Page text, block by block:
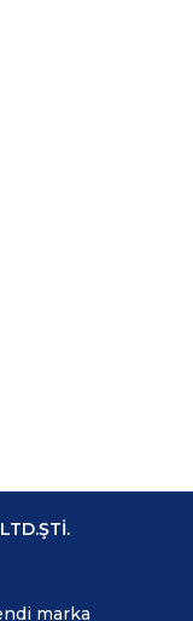
marka